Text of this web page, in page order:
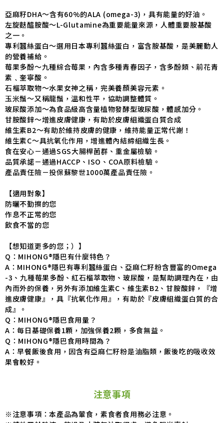
亞麻籽DHA～含有60%的ALA (omega-3)，具有能量的好油。
左旋麩醯胺酸～L-Glutamine為重要能量來源，人體重要胺基酸
之一。
專利蠶絲蛋白～選用日本專利蠶絲蛋白，富含胺基酸，是美麗動人
的營養補給。
莓果多酚～九種綜合莓果，內含多種青春因子，含多酚類、前花青
素﹑奎寧酸。
石榴萃取物～水果女神之稱，完美養顏美容元素。
玉米鬚～又稱龍鬚，溫和性平，協助調整體質。
玻尿酸添加～為食品級高含量植物發酵型玻尿酸，體感加分。
甘胺酸鋅～增進皮膚健康，有助於皮膚組織蛋白質合成
維生素B2～有助於維持皮膚的健康，維持能量正常代謝！
維生素C～具抗氧化作用，增進體內結締組織生長。
食在安心－通過SGS大腸桿菌群、重金屬檢驗。
品質承諾－通過HACCP、ISO、COA原料檢驗。
產品責任險－投保蘇黎世1000萬產品責任險。
【適用對象】
防曬不勤擦的您
作息不正常的您
飲食不當的您
【想知道更多的您；）】
Q：MIHONG®隱巴有什麼特色？
A：MIHONG®隱巴有專利蠶絲蛋白、亞麻仁籽粉含豐富的Omega
-3、九種莓果多酚、紅石榴萃取物、玻尿酸，是幫助調理內在，由
內而外的保養，另外有添加維生素C、維生素B2、甘胺酸鋅，『增
進皮膚健康』，具『抗氧化作用』，有助於『皮膚組織蛋白質的合
成』。
Q：MIHONG®隱巴食用量？
A：每日基礎保養1顆，加強保養2顆，多食無益。
Q：MIHONG®隱巴食用時間為？
A：早餐飯後食用，因含有亞麻仁籽粉是油脂類，飯後吃的吸收效
果會較好。
注意事項
※注意事項：本產品為葷食，素食者食用務必注意。